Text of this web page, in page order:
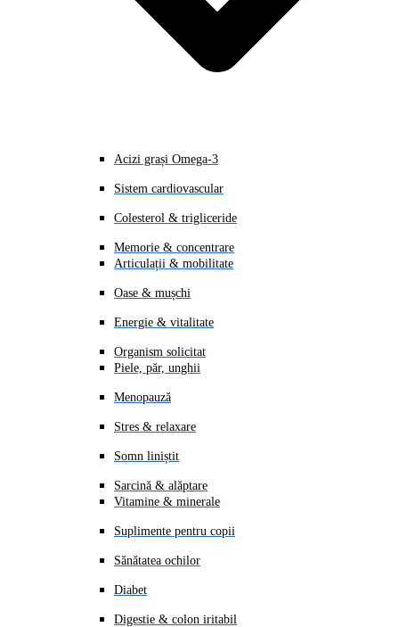
Acizi grași Omega-3
Sistem cardiovascular
Colesterol & trigliceride
Memorie & concentrare
Articulații & mobilitate
Oase & mușchi
Energie & vitalitate
Organism solicitat
Piele, păr, unghii
Menopauză
Stres & relaxare
Somn liniștit
Sarcină & alăptare
Vitamine & minerale
Suplimente pentru copii
Sănătatea ochilor
Diabet
Digestie & colon iritabil